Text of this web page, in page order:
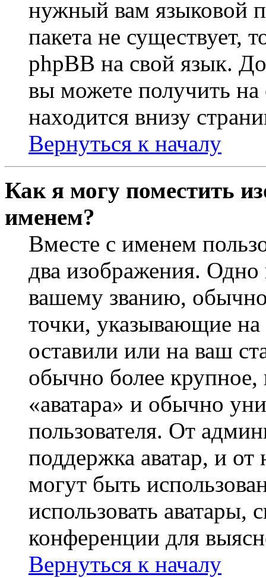
нужный вам языковой
пакета не существует,
phpBB на свой язык.
вы можете получить на
находится внизу
Вернуться к началу
Как я могу поместить
именем?
Вместе с именем
два изображения.
вашему званию, обычно
точки, указывающие
оставили или на ваш
обычно более крупное,
«аватара» и обычно
пользователя. От
поддержка аватар, и от
могут быть
использовать аватары,
конференции для
Вернуться к началу